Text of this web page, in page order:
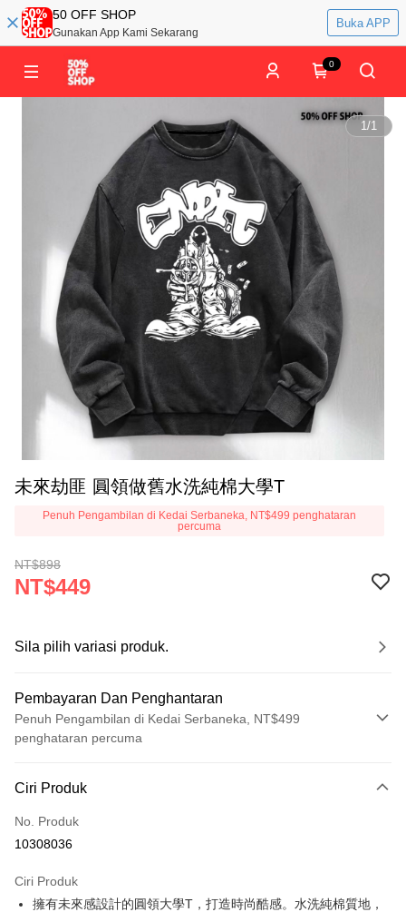
50 OFF SHOP
Gunakan App Kami Sekarang
Buka APP
0
1/1
未來劫匪 圓領做舊水洗純棉大學T
Penuh Pengambilan di Kedai Serbaneka, NT$499 penghataran
percuma
NT$898
NT$449
Sila pilih variasi produk.
Pembayaran Dan Penghantaran
Penuh Pengambilan di Kedai Serbaneka, NT$499
penghataran percuma
Kad Kredit (Bayaran Penuh)
Pengambilan di Kedai Serbaneka
Apple Pay
Ciri Produk
No. Produk
10308036
Ciri Produk
擁有未來感設計的圓領大學T，打造時尚酷感。水洗純棉質地，